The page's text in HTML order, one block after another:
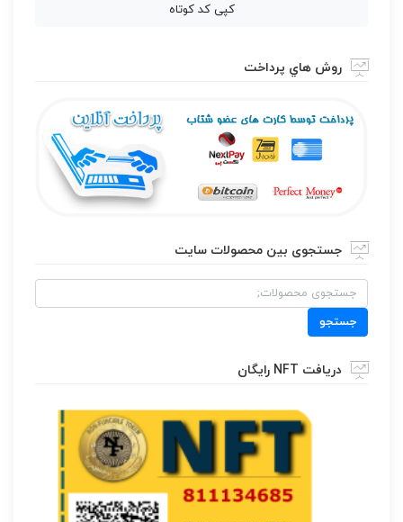
کپی کد کوتاه
روش هاي پرداخت
جستجوی بین محصولات سایت
جستجو
برای:
جستجو
دریافت NFT رایگان